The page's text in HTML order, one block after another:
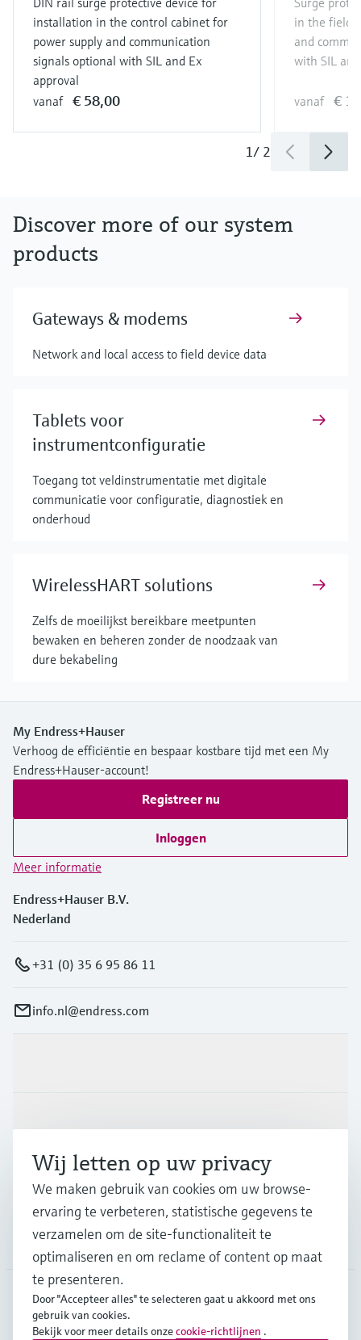
installation in the control cabinet for
power supply and communication
signals optional with SIL and Ex
approval
vanaf € 58,00
in the field
and
with SIL
vanaf €
1/ 2
Discover more of our system
products
Gateways & modems
Network and local access to field device data
Tablets voor
instrumentconfiguratie
Toegang tot veldinstrumentatie met digitale
communicatie voor configuratie, diagnostiek en
onderhoud
WirelessHART solutions
Zelfs de moeilijkst bereikbare meetpunten
bewaken en beheren zonder de noodzaak van
dure bekabeling
My Endress+Hauser
Verhoog de efficiëntie en bespaar kostbare tijd met een My
Endress+Hauser-account!
Registreer nu
Inloggen
Meer informatie
Endress+Hauser B.V.
Nederland
+31 (0) 35 6 95 86 11
info.nl@endress.com
Support
Bedrijf
NLD•Nederlands
Wij letten op uw privacy
We maken gebruik van cookies om uw browse-
ervaring te verbeteren, statistische gegevens te
verzamelen om de site-functionaliteit te
optimaliseren en om reclame of content op maat
te presenteren.
Door "Accepteer alles" te selecteren gaat u akkoord met ons
gebruik van cookies.
Bekijk voor meer details onzecookie-richtlijnen .